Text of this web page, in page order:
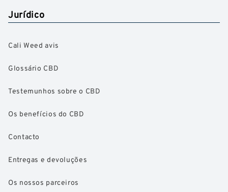
Jurídico
Cali Weed avis
Glossário CBD
Testemunhos sobre o CBD
Os benefícios do CBD
Contacto
Entregas e devoluções
Os nossos parceiros